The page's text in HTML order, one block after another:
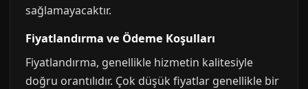
sağlamayacaktır.
Fiyatlandırma ve Ödeme Koşulları
Fiyatlandırma, genellikle hizmetin kalitesiyle
doğru orantılıdır. Çok düşük fiyatlar genellikle bir